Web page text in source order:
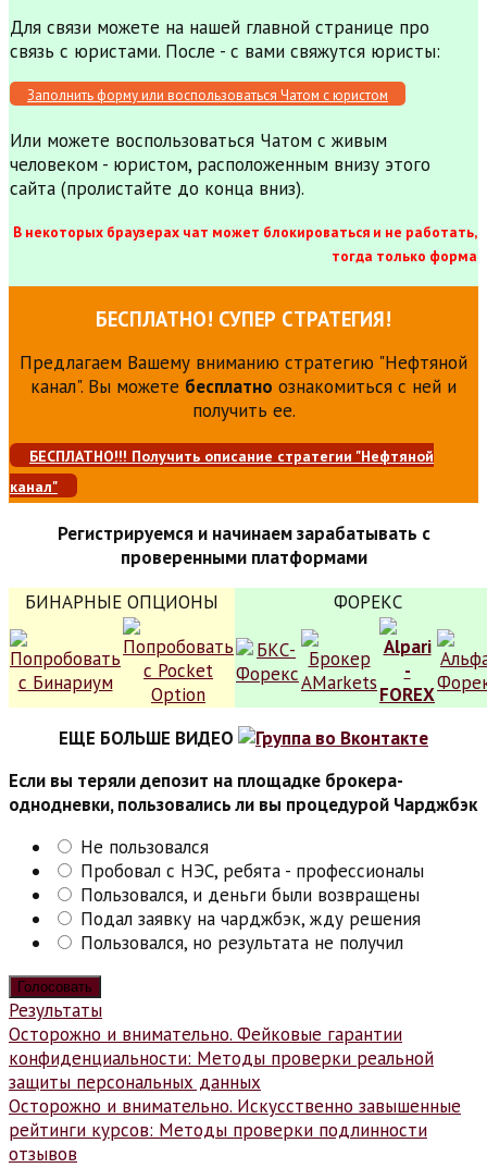
Для связи можете на нашей главной странице про
связь с юристами. После - с вами свяжутся юристы:
Заполнить форму или воспользоваться Чатом с юристом
Или можете воспользоваться Чатом с живым
человеком - юристом, расположенным внизу этого
сайта (пролистайте до конца вниз).
В некоторых браузерах чат может блокироваться и не работать,
тогда только форма
БЕСПЛАТНО! СУПЕР СТРАТЕГИЯ!
Предлагаем Вашему вниманию стратегию "Нефтяной
канал". Вы можете бесплатно ознакомиться с ней и
получить ее.
БЕСПЛАТНО!!! Получить описание стратегии "Нефтяной
канал"
Регистрируемся и начинаем зарабатывать с
проверенными платформами
БИНАРНЫЕ ОПЦИОНЫ
ФОРЕКС
ЕЩЕ БОЛЬШЕ ВИДЕО
Если вы теряли депозит на площадке брокера-
однодневки, пользовались ли вы процедурой Чарджбэк
Не пользовался
Пробовал с НЭС, ребята - профессионалы
Пользовался, и деньги были возвращены
Подал заявку на чарджбэк, жду решения
Пользовался, но результата не получил
Результаты
Навигация
по
записям
Осторожно и внимательно. Фейковые гарантии
конфиденциальности: Методы проверки реальной
защиты персональных данных
Осторожно и внимательно. Искусственно завышенные
рейтинги курсов: Методы проверки подлинности
отзывов